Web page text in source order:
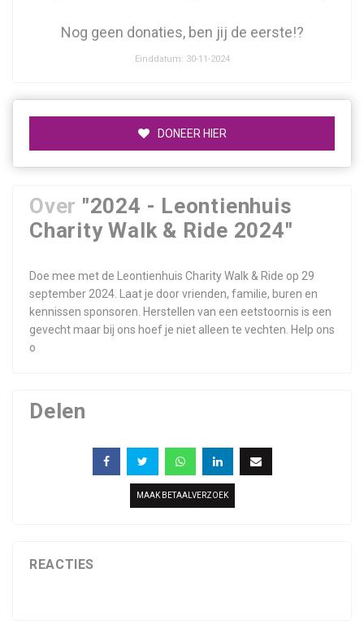
Nog geen donaties, ben jij de eerste!?
Einddatum: 30-11-2024
DONEER HIER
Over "2024 - Leontienhuis
Charity Walk & Ride 2024"
Doe mee met de Leontienhuis Charity Walk & Ride op 29
september 2024. Laat je door vrienden, familie, buren en
kennissen sponsoren. Herstellen van een eetstoornis is een
gevecht maar bij ons hoef je niet alleen te vechten. Help ons
o
Delen
MAAK BETAALVERZOEK
REACTIES